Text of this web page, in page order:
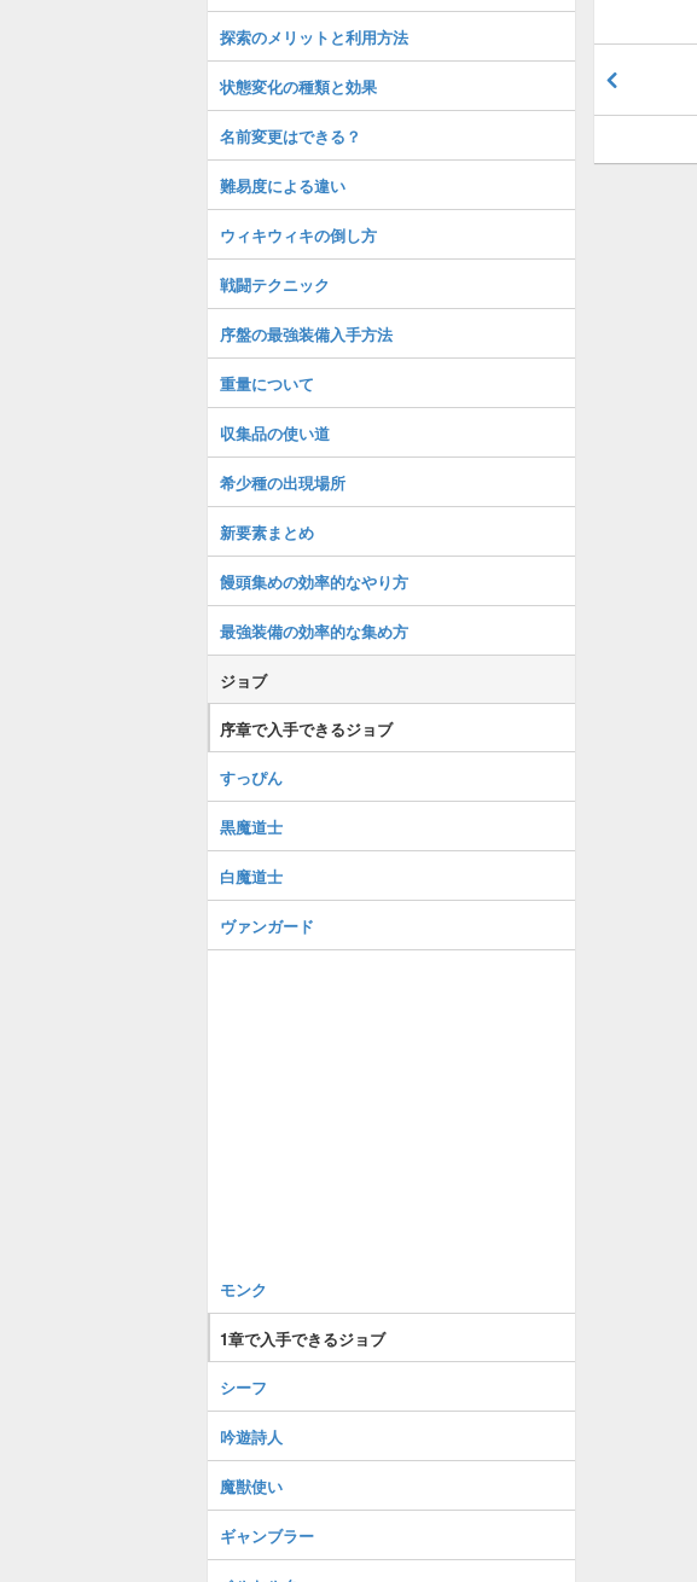
探索のメリットと利用方法
状態変化の種類と効果
名前変更はできる？
難易度による違い
ウィキウィキの倒し方
戦闘テクニック
序盤の最強装備入手方法
重量について
収集品の使い道
希少種の出現場所
新要素まとめ
饅頭集めの効率的なやり方
最強装備の効率的な集め方
ジョブ
序章で入手できるジョブ
すっぴん
黒魔道士
白魔道士
ヴァンガード
モンク
1章で入手できるジョブ
シーフ
吟遊詩人
魔獣使い
ギャンブラー